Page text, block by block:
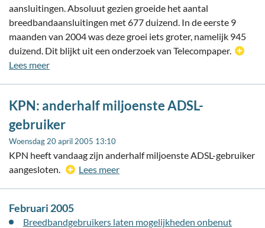
aansluitingen. Absoluut gezien groeide het aantal
breedbandaansluitingen met 677 duizend. In de eerste 9
maanden van 2004 was deze groei iets groter, namelijk 945
duizend. Dit blijkt uit een onderzoek van Telecompaper.
Lees meer
KPN: anderhalf miljoenste ADSL-
gebruiker
Woensdag 20 april 2005 13:10
KPN heeft vandaag zijn anderhalf miljoenste ADSL-gebruiker
aangesloten.
Lees meer
Februari 2005
Breedbandgebruikers laten mogelijkheden onbenut